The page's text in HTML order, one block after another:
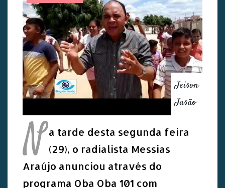
Jeison
Jasão
N a tarde desta segunda feira
(29), o radialista Messias
Araújo anunciou através do
programa Oba Oba 101 com